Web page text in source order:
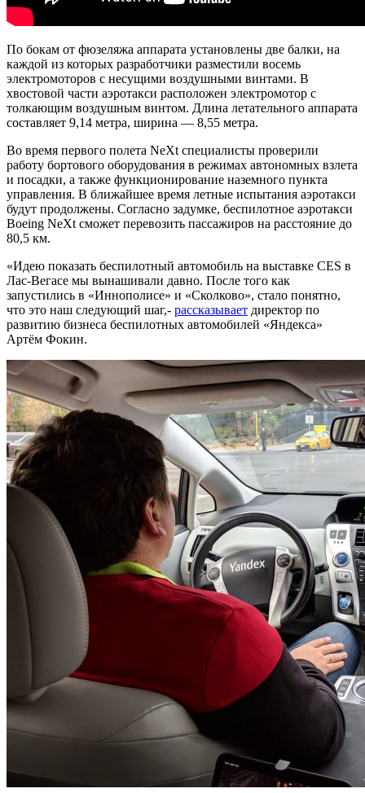
По бокам от фюзеляжа аппарата установлены две балки, на
каждой из которых разработчики разместили восемь
электромоторов c несущими воздушными винтами. В
хвостовой части аэротакси расположен электромотор с
толкающим воздушным винтом. Длина летательного аппарата
составляет 9,14 метра, ширина — 8,55 метра.
Во время первого полета NeXt специалисты проверили
работу бортового оборудования в режимах автономных взлета
и посадки, а также функционирование наземного пункта
управления. В ближайшее время летные испытания аэротакси
будут продолжены. Согласно задумке, беспилотное аэротакси
Boeing NeXt сможет перевозить пассажиров на расстояние до
80,5 км.
«Идею показать беспилотный автомобиль на выставке CES в
Лас-Вегасе мы вынашивали давно. После того как
запустились в «Иннополисе» и «Сколково», стало понятно,
что это наш следующий шаг,- рассказывает директор по
развитию бизнеса беспилотных автомобилей «Яндекса»
Артём Фокин.